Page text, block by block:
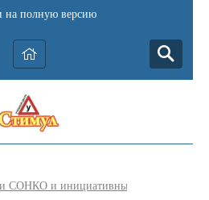
на полную версию
СОНКО и инициативных граждан